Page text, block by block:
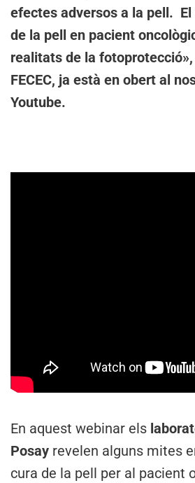
efectes adversos a la pell. El
de la pell en pacient
realitats de la
FECEC, ja està en obert al
Youtube.
En aquest webinar els
Posay revelen alguns mites
cura de la pell per al pacient